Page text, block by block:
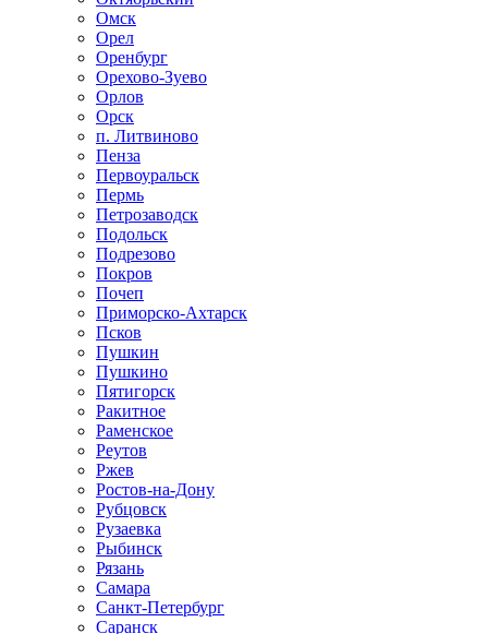
Омск
Орел
Оренбург
Орехово-Зуево
Орлов
Орск
п. Литвиново
Пенза
Первоуральск
Пермь
Петрозаводск
Подольск
Подрезово
Покров
Почеп
Приморско-Ахтарск
Псков
Пушкин
Пушкино
Пятигорск
Ракитное
Раменское
Реутов
Ржев
Ростов-на-Дону
Рубцовск
Рузаевка
Рыбинск
Рязань
Самара
Санкт-Петербург
Саранск